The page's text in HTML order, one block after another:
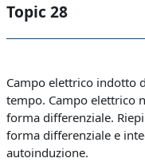
Topic 28
Schema della
Campo elettrico indotto
tempo. Campo elettrico
forma differenziale.
forma differenziale e
autoinduzione.